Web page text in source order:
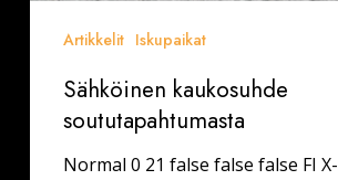
Artikkelit Iskupaikat
Sähköinen kaukosuhde
soututapahtumasta
Normal 0 21 false false false FI X-